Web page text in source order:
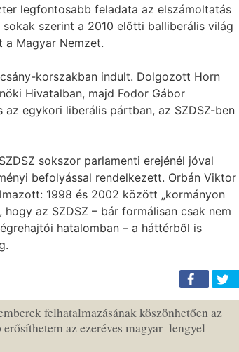
legfontosabb feladata az elszámoltatás
szerint a 2010 előtti balliberális világ
a Magyar Nemzet.
korszakban indult. Dolgozott Horn
Hivatalban, majd Fodor Gábor
egykori liberális pártban, az SZDSZ-ben
sokszor parlamenti erejénél jóval
befolyással rendelkezett. Orbán Viktor
1998 és 2002 között „kormányon
az SZDSZ – bár formálisan csak nem
hatalomban – a háttérből is
felhatalmazásának köszönhetően az
az ezeréves magyar–lengyel